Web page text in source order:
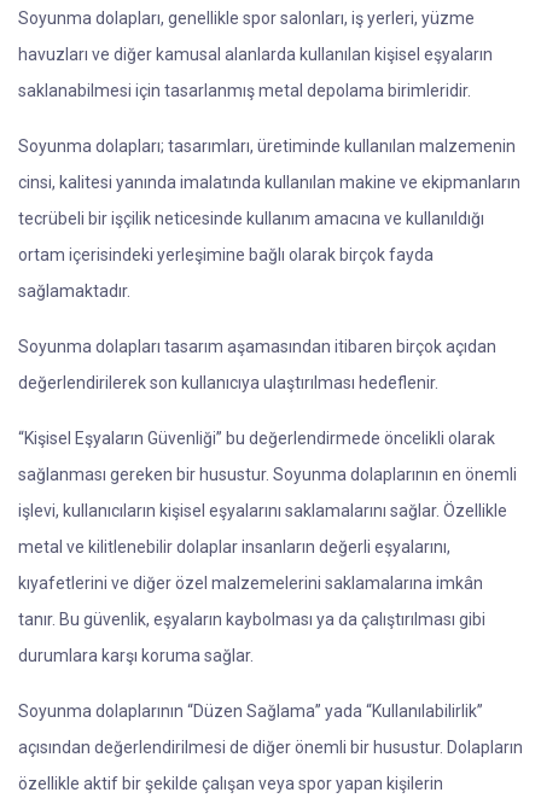
Soyunma dolapları, genellikle spor salonları, iş yerleri, yüzme
havuzları ve diğer kamusal alanlarda kullanılan kişisel eşyaların
saklanabilmesi için tasarlanmış metal depolama birimleridir.
Soyunma dolapları; tasarımları, üretiminde kullanılan malzemenin
cinsi, kalitesi yanında imalatında kullanılan makine ve ekipmanların
tecrübeli bir işçilik neticesinde kullanım amacına ve kullanıldığı
ortam içerisindeki yerleşimine bağlı olarak birçok fayda
sağlamaktadır.
Soyunma dolapları tasarım aşamasından itibaren birçok açıdan
değerlendirilerek son kullanıcıya ulaştırılması hedeflenir.
“Kişisel Eşyaların Güvenliği” bu değerlendirmede öncelikli olarak
sağlanması gereken bir husustur. Soyunma dolaplarının en önemli
işlevi, kullanıcıların kişisel eşyalarını saklamalarını sağlar. Özellikle
metal ve kilitlenebilir dolaplar insanların değerli eşyalarını,
kıyafetlerini ve diğer özel malzemelerini saklamalarına imkân
tanır. Bu güvenlik, eşyaların kaybolması ya da çalıştırılması gibi
durumlara karşı koruma sağlar.
Soyunma dolaplarının “Düzen Sağlama” yada “Kullanılabilirlik”
açısından değerlendirilmesi de diğer önemli bir husustur. Dolapların
özellikle aktif bir şekilde çalışan veya spor yapan kişilerin